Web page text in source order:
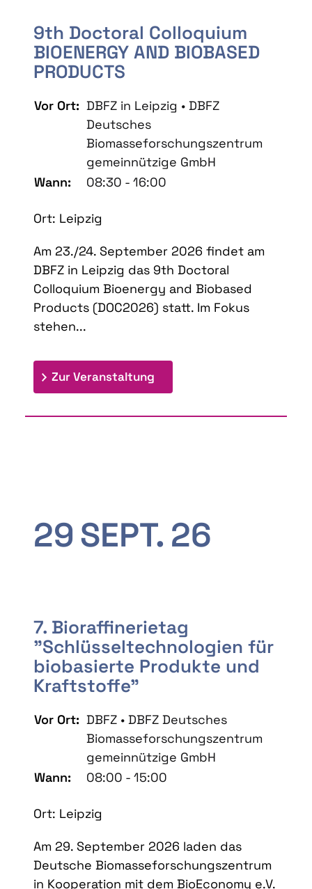
9th Doctoral Colloquium
BIOENERGY AND BIOBASED
PRODUCTS
Vor Ort: DBFZ in Leipzig • DBFZ
Deutsches
Biomasseforschungszentrum
gemeinnützige GmbH
Wann:
08:30 - 16:00
Ort: Leipzig
Am 23./24. September 2026 findet am
DBFZ in Leipzig das 9th Doctoral
Colloquium Bioenergy and Biobased
Products (DOC2026) statt. Im Fokus
stehen...
Zur Veranstaltung
29SEPT. 26
7. Bioraffinerietag
"Schlüsseltechnologien für
biobasierte Produkte und
Kraftstoffe"
Vor Ort: DBFZ • DBFZ Deutsches
Biomasseforschungszentrum
gemeinnützige GmbH
Wann:
08:00 - 15:00
Ort: Leipzig
Am 29. September 2026 laden das
Deutsche Biomasseforschungszentrum
in Kooperation mit dem BioEconomy e.V.